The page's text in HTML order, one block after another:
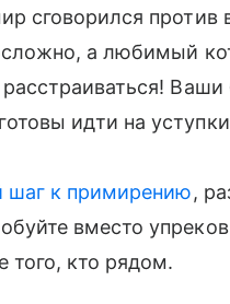
сговорился против
а любимый
идти на
шаг к примирению,
вместо
того, кто рядом.